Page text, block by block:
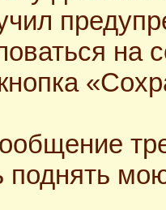
на
поднять